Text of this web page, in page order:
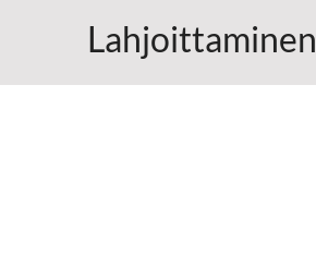
Lahjoittaminen